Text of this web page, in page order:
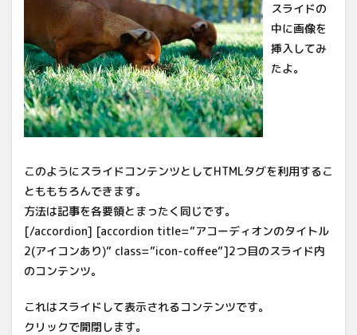
スライドの
中に画像を
挿入してみ
たよ。
このようにスライドコンテンツとしてHTMLタグを利用するこ
とももちろんできます。
方法は記事を各要領とまったく同じです。
[/accordion] [accordion title=”アコーディオンのタイトル
2(アイコンあり)” class=”icon-coffee”]2つ目のスライド内
のコンテンツ。
これはスライドして表示されるコンテンツです。
クリックで開閉します。